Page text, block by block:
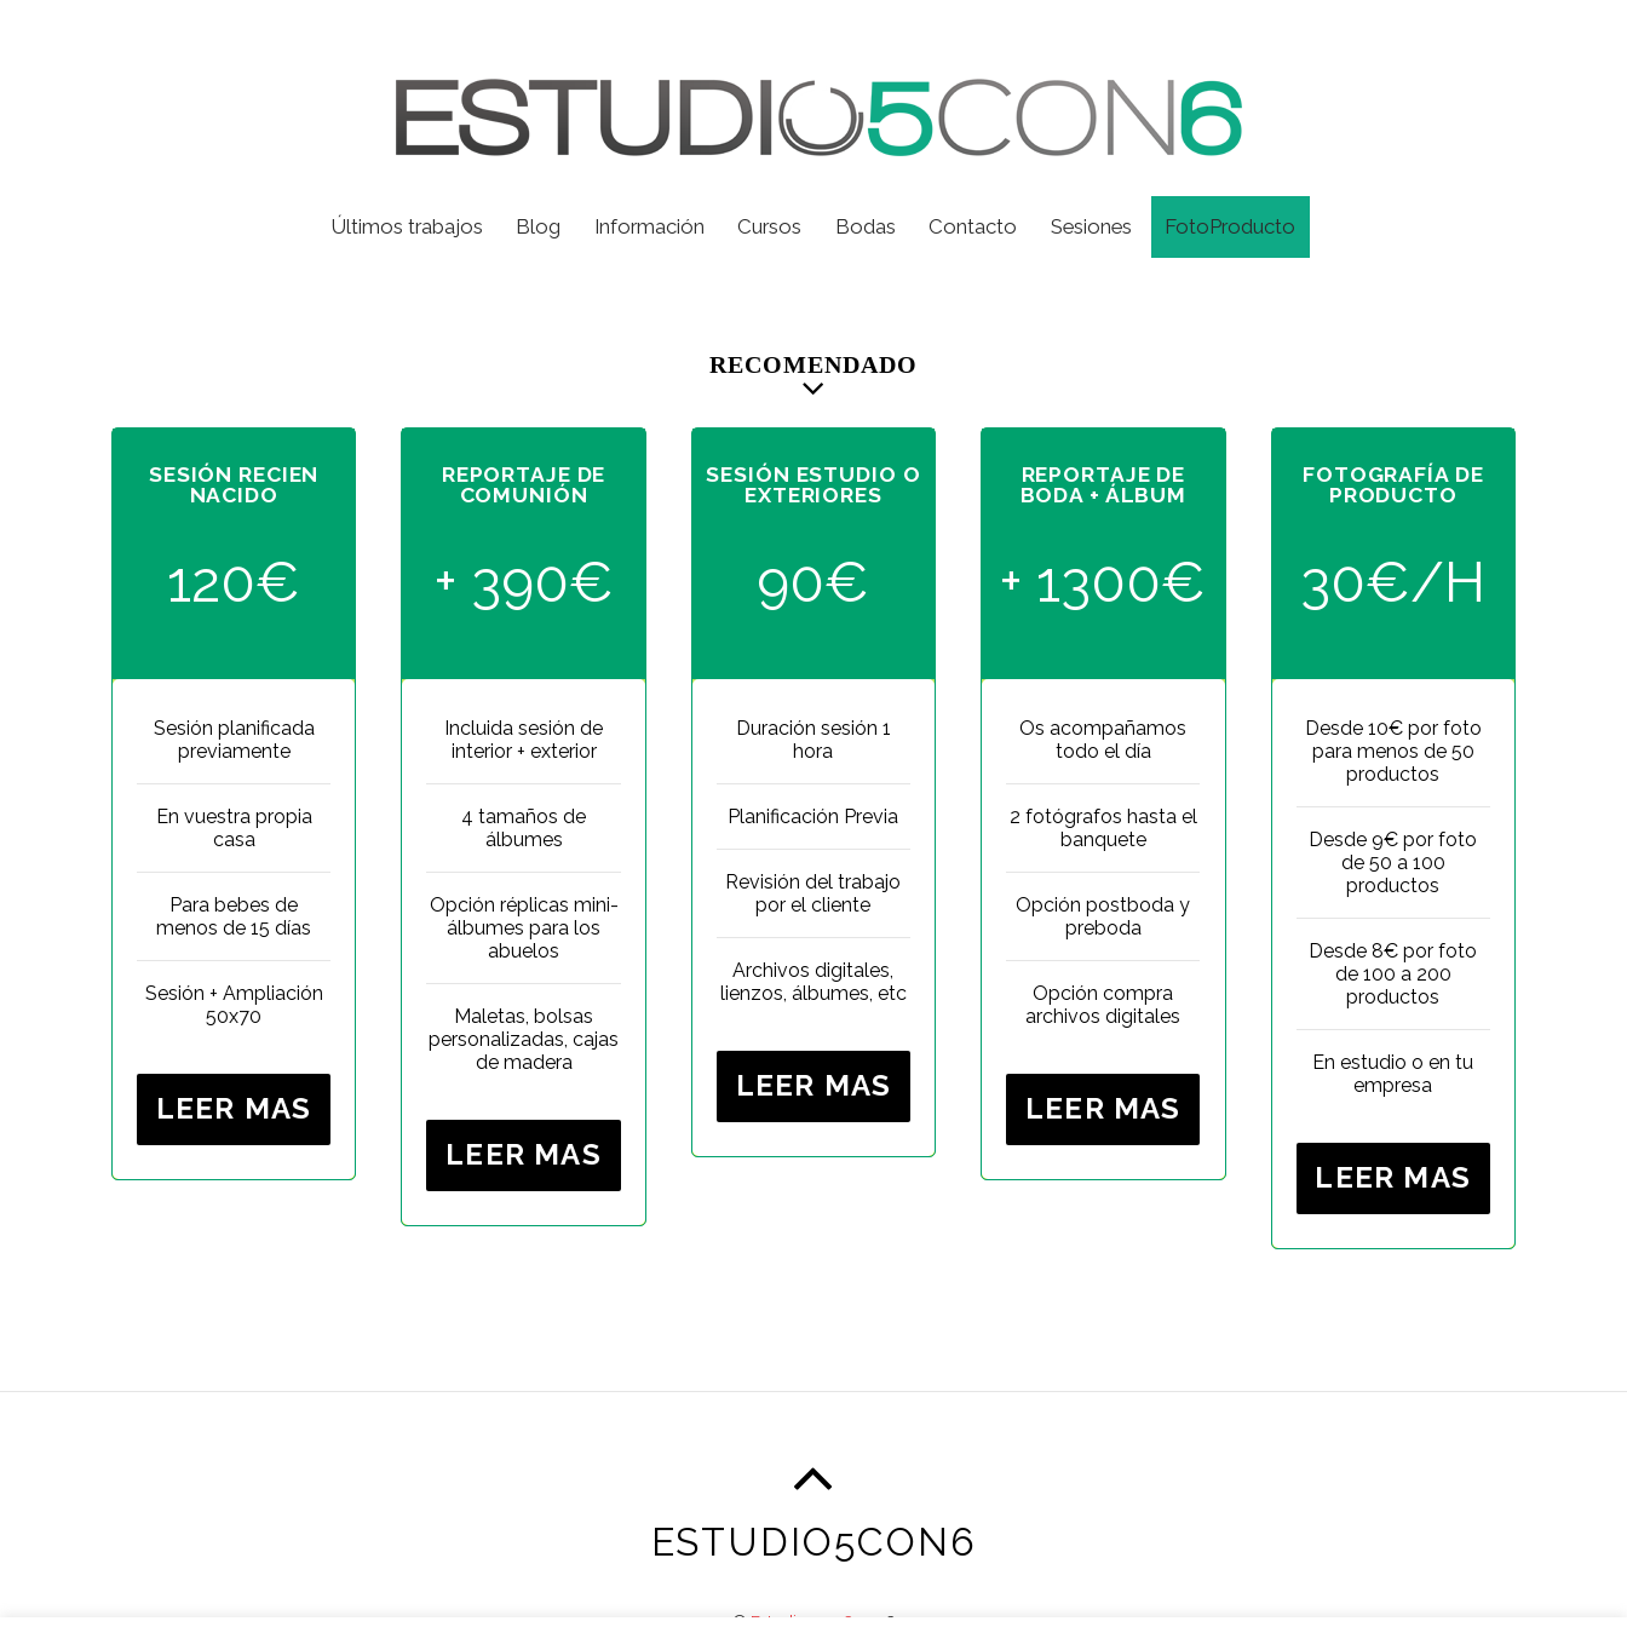
Últimos trabajos Blog Información Cursos Bodas Contacto Sesiones FotoProducto
SESIÓN RECIEN
NACIDO
120€
Sesión planificada
previamente
En vuestra propia
casa
Para bebes de
menos de 15 días
Sesión + Ampliación
50x70
LEER MAS
REPORTAJE DE
COMUNIÓN
+ 390€
Incluida sesión de
interior + exterior
4 tamaños de
álbumes
Opción réplicas mini-
álbumes para los
abuelos
Maletas, bolsas
personalizadas, cajas
de madera
LEER MAS
RECOMENDADO
SESIÓN ESTUDIO O
EXTERIORES
90€
Duración sesión 1
hora
Planificación Previa
Revisión del trabajo
por el cliente
Archivos digitales,
lienzos, álbumes, etc
LEER MAS
REPORTAJE DE
BODA + ÁLBUM
+ 1300€
Os acompañamos
todo el día
2 fotógrafos hasta el
banquete
Opción postboda y
preboda
Opción compra
archivos digitales
LEER MAS
FOTOGRAFÍA DE
PRODUCTO
30€/H
Desde 10€ por foto
para menos de 50
productos
Desde 9€ por foto
de 50 a 100
productos
Desde 8€ por foto
de 100 a 200
productos
En estudio o en tu
empresa
LEER MAS
ESTUDIO5CON6
© Estudio5con6 2026